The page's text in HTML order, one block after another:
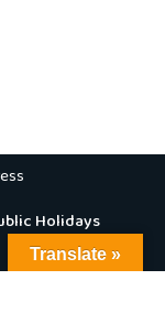
Holidays
Translate »